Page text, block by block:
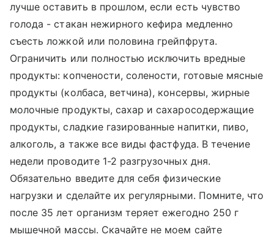
лучше оставить в прошлом, если есть чувство
голода - стакан нежирного кефира медленно
съесть ложкой или половина грейпфрута.
Ограничить или полностью исключить вредные
продукты: копчености, солености, готовые мясные
продукты (колбаса, ветчина), консервы, жирные
молочные продукты, сахар и сахаросодержащие
продукты, сладкие газированные напитки, пиво,
алкоголь, а также все виды фастфуда. В течение
недели проводите 1-2 разгрузочных дня.
Обязательно введите для себя физические
нагрузки и сделайте их регулярными. Помните, что
после 35 лет организм теряет ежегодно 250 г
мышечной массы. Скачайте не моем сайте